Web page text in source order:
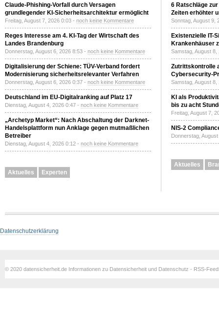
Claude-Phishing-Vorfall durch Versagen
grundlegender KI-Sicherheitsarchitektur ermöglicht
Freitag, August 7, 2026 0:03 - noch keine Kommentare
Reges Interesse am 4. KI-Tag der Wirtschaft des
Landes Brandenburg
Donnerstag, August 6, 2026 8:53 - noch keine Kommentare
Digitalisierung der Schiene: TÜV-Verband fordert
Modernisierung sicherheitsrelevanter Verfahren
Donnerstag, August 6, 2026 0:37 - noch keine Kommentare
Deutschland im EU-Digitalranking auf Platz 17
Dienstag, August 4, 2026 0:47 - noch keine Kommentare
„Archetyp Market“: Nach Abschaltung der Darknet-
Handelsplattform nun Anklage gegen mutmaßlichen
Betreiber
Dienstag, August 4, 2026 0:12 - noch keine Kommentare
Aktuelles Experten
6 Ratschläge
Zeiten erhöhter
Sonntag, August 9,
Existenzielle IT-
Krankenhäuser
Samstag, August
Zutrittskontrolle
Cybersecurity-
Samstag, August
KI als
bis zu acht
Freitag, August 7,
NIS-2
Donnerstag,
Aktuelles
Datenschutzerklärung
© 2020 datensicherheit.de Informationen zu Datensicherheit und Datenschutz - RSS-